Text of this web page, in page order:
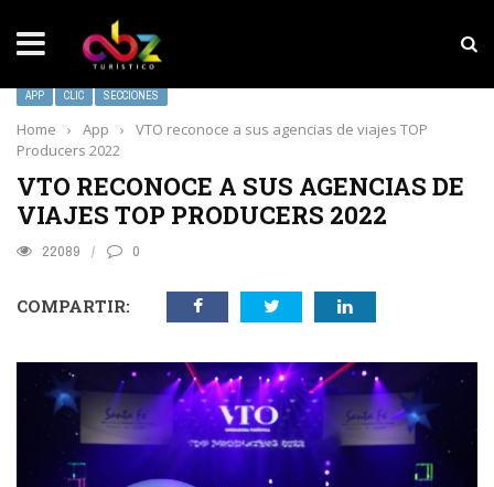
NOTICIAS SOBRESALIENTES
APP CLIC SECCIONES
Home › App ›
VTO reconoce a sus agencias de viajes TOP
Producers 2022
VTO RECONOCE A SUS AGENCIAS DE
VIAJES TOP PRODUCERS 2022
22089 0
COMPARTIR: